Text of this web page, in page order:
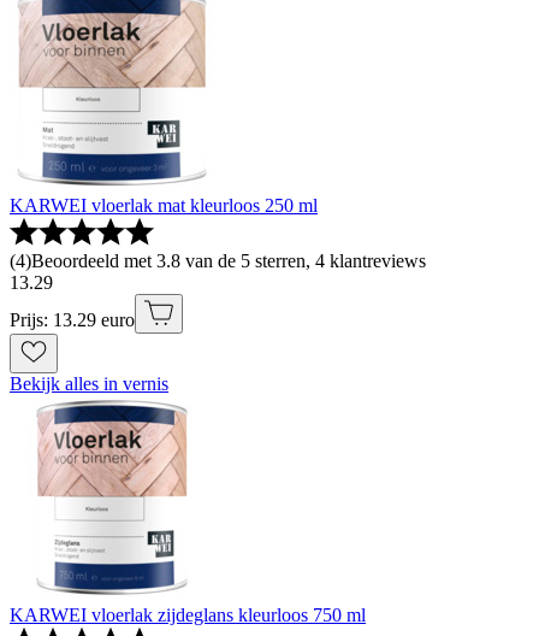
KARWEI vloerlak mat kleurloos 250 ml
(4)Beoordeeld met 3.8 van de 5 sterren, 4 klantreviews
13.29
Prijs: 13.29 euro
Bekijk alles in vernis
KARWEI vloerlak zijdeglans kleurloos 750 ml